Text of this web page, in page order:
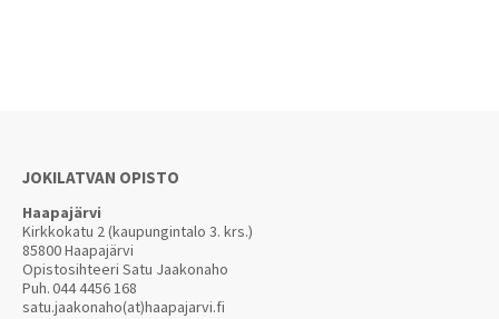
JOKILATVAN OPISTO
Haapajärvi
Kirkkokatu 2 (kaupungintalo 3. krs.)
85800 Haapajärvi
Opistosihteeri Satu Jaakonaho
Puh.044 4456 168
satu.jaakonaho(at)haapajarvi.fi